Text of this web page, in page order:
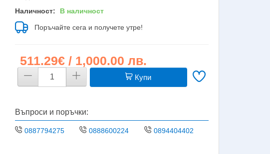
Наличност:
В наличност
Поръчайте сега и получете утре!
511.29€ / 1,000.00 лв.
Купи
Въпроси и поръчки:
0887794275 0888600224 0894404402